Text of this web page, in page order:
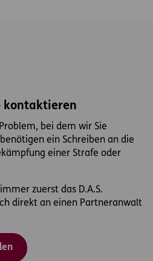
kontaktieren
bei dem wir Sie
ein Schreiben an die
einer Strafe oder
zuerst das D.A.S.
direkt an einen Partneranwalt